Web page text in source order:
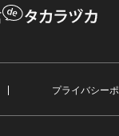
プライバシー